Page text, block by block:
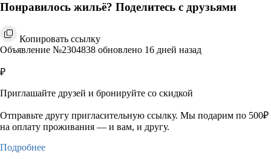
Понравилось жильё? Поделитесь с друзьями
Копировать ссылку
Объявление №2304838 обновлено 16 дней назад
₽
Приглашайте друзей и бронируйте со скидкой
Отправьте другу пригласительную ссылку. Мы подарим по 500₽
на оплату проживания — и вам, и другу.
Подробнее